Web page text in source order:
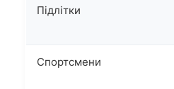
Підлітки
Спортсмени